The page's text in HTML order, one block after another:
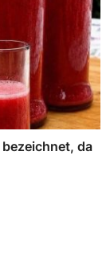
da